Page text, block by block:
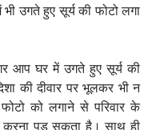
उगते हुए सूर्य की फोटो लगा
आप घर में उगते हुए सूर्य की
की दीवार पर भूलकर भी न
को लगाने से परिवार के
करना पड़ सकता है। साथ ही